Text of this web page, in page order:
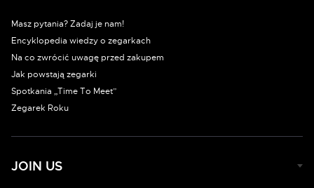
Masz pytania? Zadaj je nam!
Encyklopedia wiedzy o zegarkach
Na co zwrócić uwagę przed zakupem
Jak powstają zegarki
Spotkania „Time To Meet”
Zegarek Roku
JOIN US